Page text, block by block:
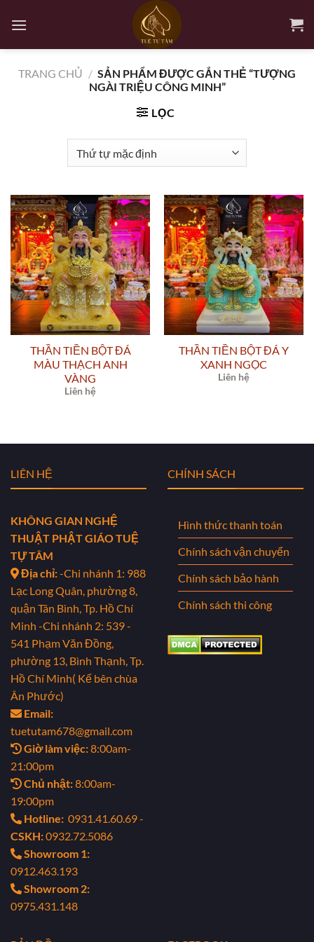
qua
TRANG CHỦ / SẢN PHẨM ĐƯỢC GẮN THẺ “TƯỢNG
NGÀI TRIỆU CÔNG MINH”
LỌC
THẦN TIỀN BỘT ĐÁ
MÀU THẠCH ANH
VÀNG
Liên hệ
THẦN TIỀN BỘT ĐÁ Y
XANH NGỌC
Liên hệ
LIÊN HỆ
KHÔNG GIAN NGHỆ
THUẬT PHẬT GIÁO TUỆ
TỰ TÂM
Địa chỉ:-Chi nhánh 1: 988
Lạc Long Quân, phường 8,
quận Tân Bình, Tp. Hồ Chí
Minh -Chi nhánh 2: 539 -
541 Phạm Văn Đồng,
phường 13, Bình Thạnh, Tp.
Hồ Chí Minh( Kế bên chùa
Ân Phước)
Email:
tuetutam678@gmail.com
Giờ làm việc:8:00am-
21:00pm
Chủ nhật:8:00am-
19:00pm
Hotline: 0931.41.60.69 -
CSKH:0932.72.5086
Showroom 1:
0912.463.193
Showroom 2:
0975.431.148
CHÍNH SÁCH
Hình thức thanh toán
Chính sách vận chuyển
Chính sách bảo hành
Chính sách thi công